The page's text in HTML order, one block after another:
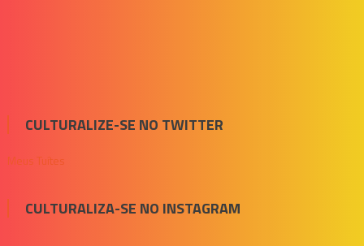
CULTURALIZE-SE NO TWITTER
Meus Tuítes
CULTURALIZA-SE NO INSTAGRAM